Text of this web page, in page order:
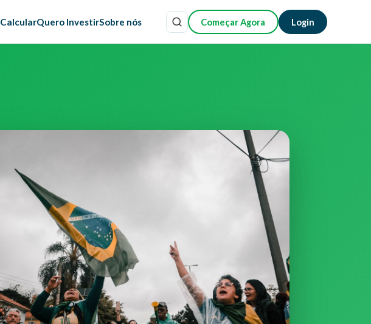
CalcularQuero InvestirSobre nós Começar Agora Login